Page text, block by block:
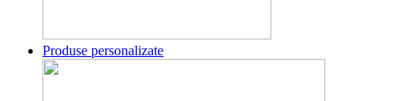
Produse personalizate